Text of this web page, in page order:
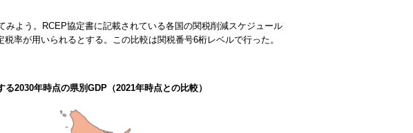
よう。RCEP協定書に記載されている各国の関税削減スケジュール
率が用いられるとする。この比較は関税番号6桁レベルで行った。
2030年時点の県別GDP（2021年時点との比較）